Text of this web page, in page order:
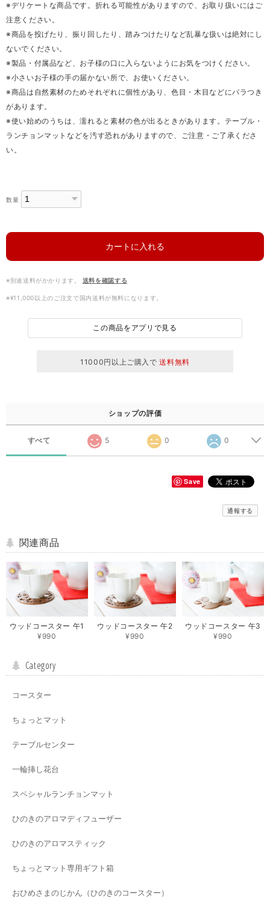
※デリケートな商品です。折れる可能性がありますので、お取り扱いにはご
注意ください。
※商品を投げたり、振り回したり、踏みつけたりなど乱暴な扱いは絶対にし
ないでください。
※製品・付属品など、お子様の口に入らないようにお気をつけください。
※小さいお子様の手の届かない所で、お使いください。
※商品は自然素材のためそれぞれに個性があり、色目・木目などにバラつき
があります。
※使い始めのうちは、濡れると素材の色が出るときがあります。テーブル・
ランチョンマットなどを汚す恐れがありますので、ご注意・ご了承くださ
い。
数量
カートに入れる
※別途送料がかかります。 送料を確認する
※¥11,000以上のご注文で国内送料が無料になります。
この商品をアプリで見る
11000円以上ご購入で送料無料
ショップの評価
すべて 5 0 0
Save
通報する
関連商品
ウッドコースター 午1
¥990
ウッドコースター 午2
¥990
ウッドコースター 午3
¥990
Category
コースター
ちょっとマット
テーブルセンター
一輪挿し花台
スペシャルランチョンマット
ひのきのアロマディフューザー
ひのきのアロマスティック
ちょっとマット専用ギフト箱
おひめさまのじかん（ひのきのコースター）